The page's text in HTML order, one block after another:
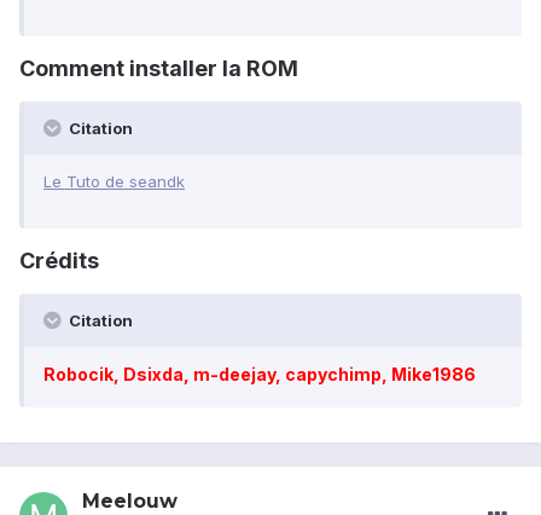
Comment installer la ROM
Citation
Le Tuto de seandk
Crédits
Citation
Robocik, Dsixda, m-deejay, capychimp, Mike1986
Meelouw